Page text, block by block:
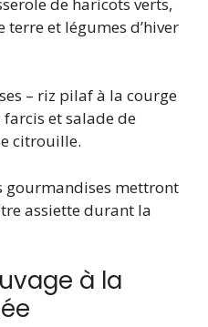
et légumes d’hiver
– riz pilaf à la courge
et salade de
citrouille.
gourmandises mettront
assiette durant la
à la